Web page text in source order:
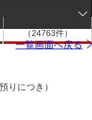
（24763件）
一覧画面へ戻る
りにつき）